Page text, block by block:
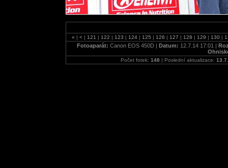
« | < | 121 | 122 | 123 | 124 | 125 | 126 | 127 | 128 | 129 | 130 |
Fotoaparát: Canon EOS 450D | Datum: 12.7.14 17:01 |
Počet fotek: 148 | Poslední aktualizace: